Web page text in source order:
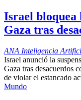
Israel bloquea
Gaza tras
ANA Inteligencia
Israel anunció la
Gaza tras desacuerdos
de violar el estancado
Mundo